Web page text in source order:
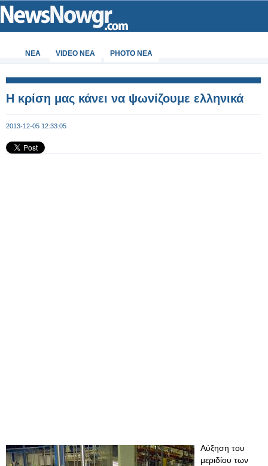
ΝΕΑ VIDEO NEA PHOTO NEA
Η κρίση μας κάνει να ψωνίζουμε ελληνικά
2013-12-05 12:33:05
Αύξηση του
μεριδίου των